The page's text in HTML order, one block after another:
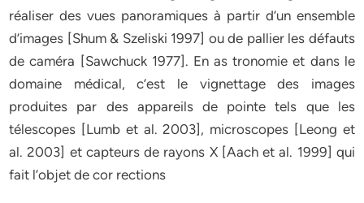
réaliser des vues panoramiques à partir d’un ensemble
d’images [Shum & Szeliski 1997] ou de pallier les défauts
de caméra [Sawchuck 1977]. En as tronomie et dans le
domaine médical, c’est le vignettage des images
produites par des appareils de pointe tels que les
télescopes [Lumb et al. 2003], microscopes [Leong et
al. 2003] et capteurs de rayons X [Aach et al. 1999] qui
fait l’objet de cor rections